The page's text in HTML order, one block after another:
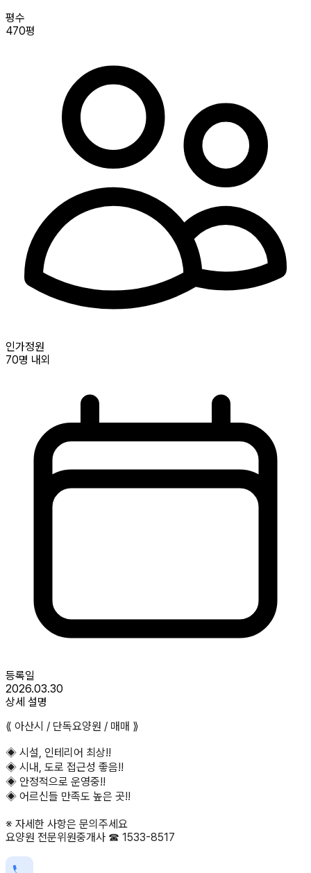
평수
470평
인가정원
70명 내외
등록일
2026.03.30
상세 설명
⟪ 아산시 / 단독요양원 / 매매 ⟫
◈ 시설, 인테리어 최상!!
◈ 시내, 도로 접근성 좋음!!
◈ 안정적으로 운영중!!
◈ 어르신들 만족도 높은 곳!!
※ 자세한 사항은 문의주세요
요양원 전문위원중개사 ☎ 1533-8517